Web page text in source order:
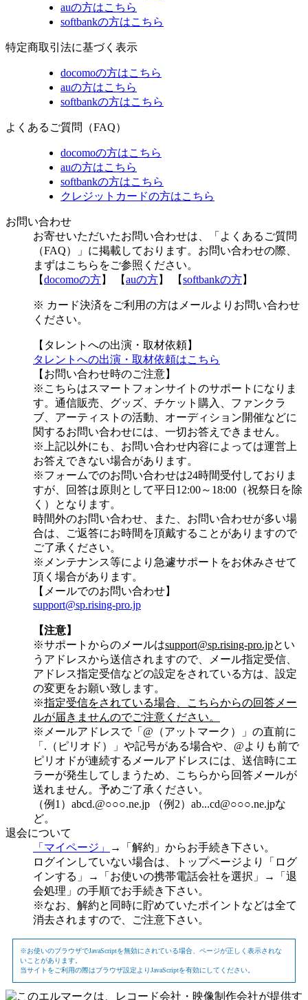
auの方はこちら
softbankの方はこちら
特定商取引法に基づく表示
docomoの方はこちら
auの方はこちら
softbankの方はこちら
よくあるご質問（FAQ）
docomoの方はこちら
auの方はこちら
softbankの方はこちら
クレジットカードの方はこちら
お問い合わせ
お寄せいただいたお問い合わせは、「よくあるご質問
（FAQ）」に掲載しております。お問い合わせの際、
まずはこちらをご参照ください。
【docomoの方】 【auの方】 【softbankの方】
※ カード決済をご利用の方はメールよりお問い合わせ
ください。
【タレントへの出演・取材依頼】
タレントへの出演・取材依頼はこちら
【お問い合わせ時のご注意】
※こちらはスマートフォンサイトのサポートになりま
す。通信販売、グッズ、チケット購入、ファンクラ
ブ、アーティストの活動、オーディション開催などに
関するお問い合わせには、一切お答えできません。
※上記以外にも、お問い合わせ内容によっては運営上
お答えできない場合があります。
※フォームでのお問い合わせは24時間受付しておりま
すが、
回答は原則として平日12:00～18:00（祝祭日を除
く）
となります。
時間外のお問い合わせ、また、お問い合わせが多い場
合は、ご返答にお時間を頂戴することがありますので
ご了承ください。
※メンテナンス等により急遽サポートをお休みさせて
頂く場合があります。
【メールでのお問い合わせ】
support@sp.rising-pro.jp
【注意】
※サポートからのメールはsupport@sp.rising-pro.jpとい
うアドレスから送信されますので、メール指定受信、
アドレス指定受信などの設定をされている方は、設定
の変更をお願い致します。
※指定受信をされている場合、こちらからの回答メー
ルが届きませんのでご注意ください。
※メールアドレスで「@（アットマーク）」の直前に
「.（ピリオド）」や記号がある場合や、@よりも前で
ピリオドが連続するメールアドレスには、送信時にエ
ラーが発生してしまうため、こちらから回答メールが
送れません。予めご了承ください。
（例1）abcd.@○○○.ne.jp （例2）ab...cd@○○○.ne.jpな
ど。
退会について
「マイページ」
→「解約」からお手続き下さい。
ログインしていない場合は、トップページより「ログ
インする」→「お使いの携帯電話会社を選択」→「退
会処理」の手順でお手続き下さい。
※なお、解約と同時に貯めていたポイントなどは全て
消去されますので、ご注意下さい。
※お使いのブラウザでJavaScriptを無効にされている場合、ページが正しく表示されな
いことがあります。
当サイトをご利用の際はブラウザ設定よりJavaScriptを有効にしてください。